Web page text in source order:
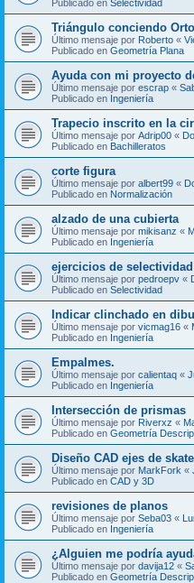
Publicado en Selectividad
Triángulo conciendo
Último mensaje por Roberto «
Publicado en Geometría Plana
Ayuda con mi proyecto
Último mensaje por escrap «
Publicado en Ingeniería
Trapecio inscrito en la
Último mensaje por Adrip00 «
Publicado en Bachilleratos
corte figura
Último mensaje por albert99 «
Publicado en Normalización
alzado de una cubierta
Último mensaje por mikisanz «
Publicado en Ingeniería
ejercicios de
Último mensaje por pedroepv «
Publicado en Selectividad
Indicar clinchado en
Último mensaje por vicmag16 «
Publicado en Ingeniería
Empalmes.
Último mensaje por calientaq «
Publicado en Ingeniería
Intersección de prismas
Último mensaje por Riverxz «
Publicado en Geometría
Diseño CAD ejes de
Último mensaje por MarkFork «
Publicado en CAD y 3D
revisiones de planos
Último mensaje por Seba03 «
Publicado en Ingeniería
¿Alguien me podría
Último mensaje por davija12 «
Publicado en Geometría